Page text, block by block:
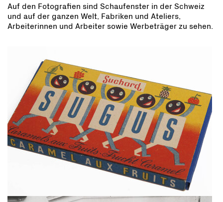
Auf den Fotografien sind Schaufenster in der Schweiz
und auf der ganzen Welt, Fabriken und Ateliers,
Arbeiterinnen und Arbeiter sowie Werbeträger zu sehen.